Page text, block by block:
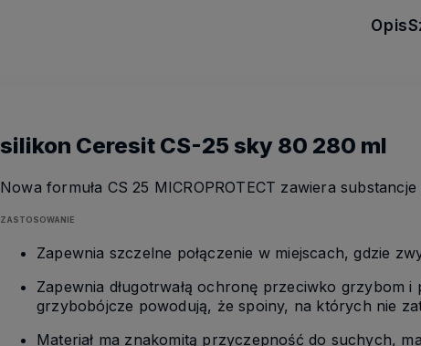
Opis
silikon Ceresit CS-25 sky 80 280 ml
Nowa formuła CS 25 MICROPROTECT zawiera
ZASTOSOWANIE
Zapewnia szczelne połączenie w miejscach, gdzie
Zapewnia długotrwałą ochronę przeciwko grzybom
grzybobójcze powodują, że spoiny, na których nie
Materiał ma znakomitą przyczepność do suchych,